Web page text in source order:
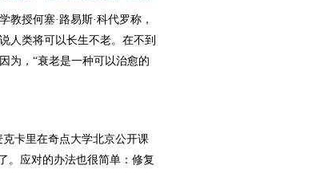
授何塞·路易斯·科代罗称，
人类将可以长生不老。在不到
为，“衰老是一种可以治愈的
卡里在奇点大学北京公开课
。应对的办法也很简单：修复